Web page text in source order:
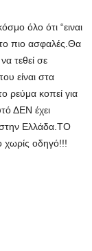
όλο ότι “ειναι
πιο ασφαλές.Θα
τεθεί σε
είναι στα
ρεύμα κοπεί για
ΔΕΝ έχει
στην Ελλάδα.ΤΟ
οδηγό!!!